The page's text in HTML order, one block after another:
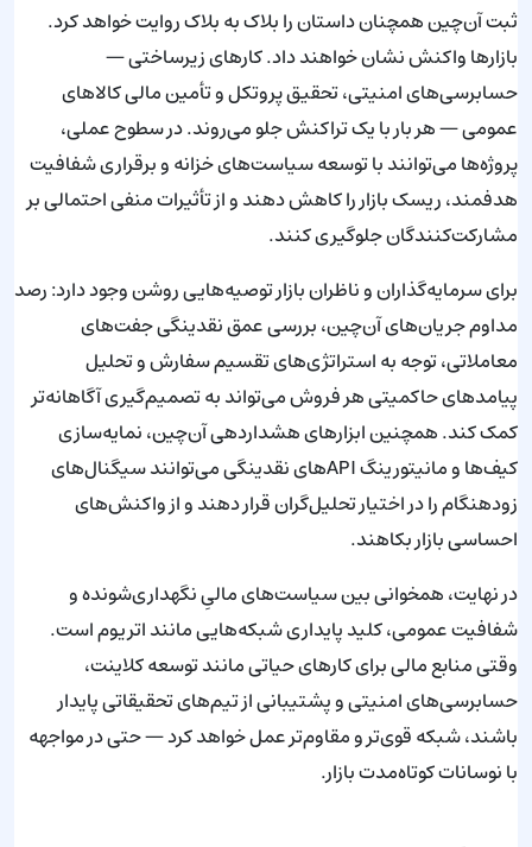
ثبت آن‌چین همچنان داستان را بلاک به بلاک روایت خواهد کرد.
بازارها واکنش نشان خواهند داد. کارهای زیرساختی —
حسابرسی‌های امنیتی، تحقیق پروتکل و تأمین مالی کالاهای
عمومی — هر بار با یک تراکنش جلو می‌روند. در سطوح عملی،
پروژه‌ها می‌توانند با توسعه سیاست‌های خزانه و برقراری شفافیت
هدفمند، ریسک بازار را کاهش دهند و از تأثیرات منفی احتمالی بر
مشارکت‌کنندگان جلوگیری کنند.
برای سرمایه‌گذاران و ناظران بازار توصیه‌هایی روشن وجود دارد: رصد
مداوم جریان‌های آن‌چین، بررسی عمق نقدینگی جفت‌های
معاملاتی، توجه به استراتژی‌های تقسیم سفارش و تحلیل
پیامدهای حاکمیتی هر فروش می‌تواند به تصمیم‌گیری آگاهانه‌تر
کمک کند. همچنین ابزارهای هشداردهی آن‌چین، نمایه‌سازی
کیف‌ها و مانیتورینگ APIهای نقدینگی می‌توانند سیگنال‌های
زودهنگام را در اختیار تحلیل‌گران قرار دهند و از واکنش‌های
احساسی بازار بکاهند.
در نهایت، همخوانی بین سیاست‌های مالیِ نگهداری‌شونده و
شفافیت عمومی، کلید پایداری شبکه‌هایی مانند اتریوم است.
وقتی منابع مالی برای کارهای حیاتی مانند توسعه کلاینت،
حسابرسی‌های امنیتی و پشتیبانی از تیم‌های تحقیقاتی پایدار
باشند، شبکه قوی‌تر و مقاوم‌تر عمل خواهد کرد — حتی در مواجهه
با نوسانات کوتاه‌مدت بازار.